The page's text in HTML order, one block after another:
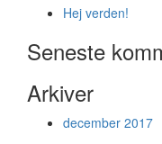
Hej verden!
Seneste
Arkiver
december 2017